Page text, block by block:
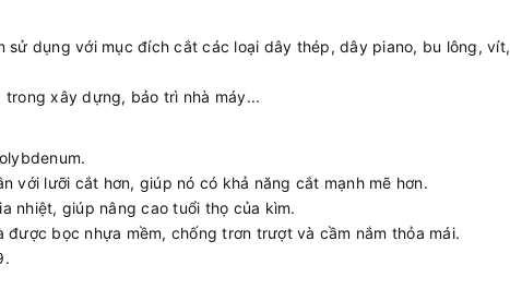
sử dụng với mục đích cắt các loại dây thép, dây piano, bu lông, vít,
xây dựng, bảo trì nhà máy...
với lưỡi cắt hơn, giúp nó có khả năng cắt mạnh mẽ hơn.
nhiệt, giúp nâng cao tuổi thọ của kìm.
bọc nhựa mềm, chống trơn trượt và cầm nắm thỏa mái.